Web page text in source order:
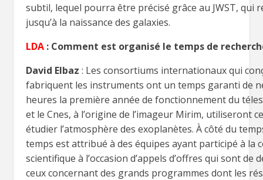
subtil, lequel pourra être précisé grâce au JWST, qui
jusqu’à la naissance des galaxies.
LDA : Comment est organisé le temps de
David Elbaz : Les consortiums internationaux qui
fabriquent les instruments ont un temps garanti de
heures la première année de fonctionnement du
et le Cnes, à l’origine de l’imageur Mirim, utiliseront
étudier l’atmosphère des exoplanètes. À côté du
temps est attribué à des équipes ayant participé à la
scientifique à l’occasion d’appels d’offres qui sont de
ceux concernant des grands programmes dont les